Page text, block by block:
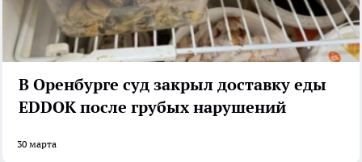
В Оренбурге суд закрыл доставку еды
EDDOK после грубых нарушений
30 марта